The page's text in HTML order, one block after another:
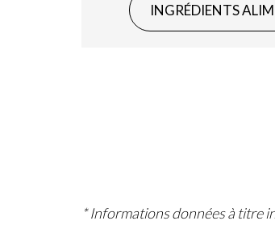
INGRÉDIENTS
* Informations données à titre